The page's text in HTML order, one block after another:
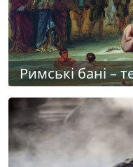
Римські бані –